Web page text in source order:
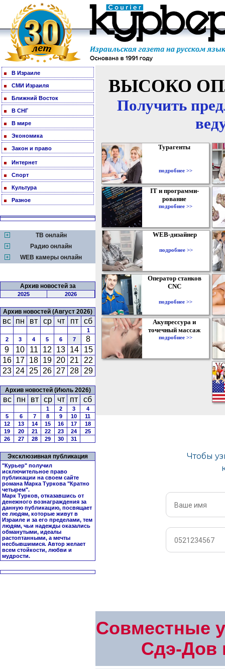
В Израиле
СМИ Израиля
Ближний Восток
В СНГ
В мире
Экономика
Закон и право
Интернет
Спорт
Культура
Разное
ТВ онлайн
Радио онлайн
WEB камеры онлайн
Архив новостей за
2025 2026
Архив новостей (Август 2026)
вс пн вт ср чт пт сб
1
2
3 4 5 6 7
8
9
10 11 12 13 14
15
16 17 18 19 20 21
22
23 24 25 26 27 28 29
Архив новостей (Июль 2026)
вс пн вт ср чт пт сб
1 2 3
4
5
6 7 8 9 10
11
12
13 14 15 16 17
18
19
20 21 22 23 24
25
26
27 28 29 30 31
Эксклюзивная публикация
"Курьер" получил
исключительное право
публикации на своем сайте
романа Марка Туркова "Кратно
четырем".
Марк Турков, отказавшись от
денежного вознаграждения за
данную публикацию, посвящает
ее людям, которые живут в
Израиле и за его пределами, тем
людям, чьи надежды оказались
обманутыми, идеалы
растоптанными, а мечты
несбывшимися. Автор желает
всем стойкости, любви и
мудрости.
ВЫСОКО
Получить
Турагенты
подробнее >>
IT и программи-
рование
подробнее >>
WEB-дизайнер
подробнее >>
Оператор станков
CNC
подробнее >>
Акупрессура и
точечный массаж
подробнее >>
Совместные
Сдэ-Дов